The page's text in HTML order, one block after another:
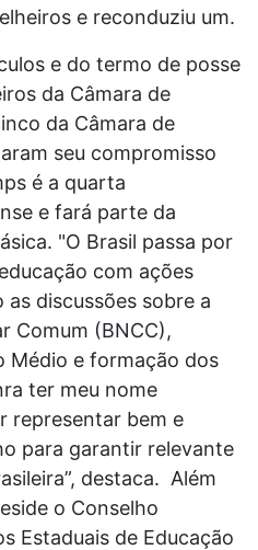
e reconduziu um.
e do termo de posse
da Câmara de
da Câmara de
seu compromisso
é a quarta
e fará parte da
"O Brasil passa por
com ações
discussões sobre a
Comum (BNCC),
Médio e formação dos
ter meu nome
representar bem e
para garantir relevante
destaca. Além
o Conselho
Estaduais de Educação